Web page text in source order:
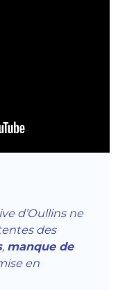
d’Oullins ne
des
, manque de
en